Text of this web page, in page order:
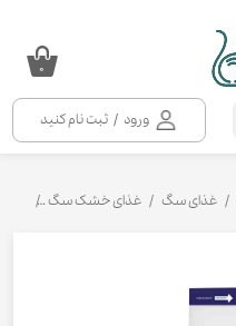
ورود / ثبت نام کنید
۰
غذای سگ غذای خشک سگ